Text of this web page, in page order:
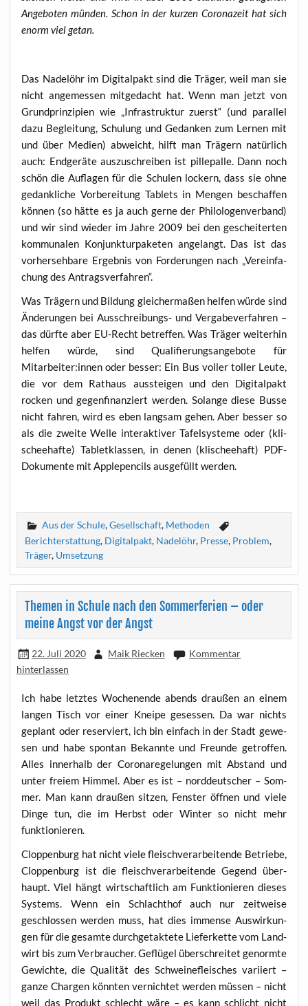
Ange­bo­ten mün­den. Schon in der kur­zen Coro­na­zeit hat sich
enorm viel getan.
Das Nadel­öhr im Digi­tal­pakt sind die Trä­ger, weil man sie
nicht ange­mes­sen mit­ge­dacht hat. Wenn man jetzt von
Grund­prin­zi­pi­en wie „Infra­struk­tur zuerst“ (und par­al­lel
dazu Beglei­tung, Schu­lung und Gedan­ken zum Ler­nen mit
und über Medi­en) abweicht, hilft man Trä­gern natür­lich
auch: End­ge­rä­te aus­zu­schrei­ben ist pil­le­pal­le. Dann noch
schön die Auf­la­gen für die Schu­len lockern, dass sie ohne
gedank­li­che Vor­be­rei­tung Tablets in Men­gen beschaf­fen
kön­nen (so hät­te es ja auch ger­ne der Phi­lo­lo­gen­ver­band)
und wir sind wie­der im Jah­re 2009 bei den geschei­ter­ten
kom­mu­na­len Kon­junk­tur­pa­ke­ten ange­langt. Das ist das
vor­her­seh­ba­re Ergeb­nis von For­de­run­gen nach „Ver­ein­fa­
chung des Antragsverfahren“.
Was Trä­gern und Bil­dung glei­cher­ma­ßen hel­fen wür­de sind
Ände­run­gen bei Aus­schrei­bungs- und Ver­ga­be­ver­fah­ren –
das dürf­te aber EU-Recht betref­fen. Was Trä­ger wei­ter­hin
hel­fen wür­de, sind Qua­li­fie­rungs­an­ge­bo­te für
Mitarbeiter:innen oder bes­ser: Ein Bus vol­ler tol­ler Leu­te,
die vor dem Rat­haus aus­stei­gen und den Digi­tal­pakt
rocken und gegen­fi­nan­ziert wer­den. Solan­ge die­se Bus­se
nicht fah­ren, wird es eben lang­sam gehen. Aber bes­ser so
als die zwei­te Wel­le inter­ak­ti­ver Tafel­sys­te­me oder (kli­
schee­haf­te) Tablet­klas­sen, in denen (kli­schee­haft) PDF-
Doku­men­te mit App­lepen­cils aus­ge­füllt werden.
Aus der Schule,Gesellschaft, Methoden
Berichterstattung, Digitalpakt, Nadelöhr, Presse, Problem,
Träger, Umsetzung
Themen in Schule nach den Sommerferien – oder
meine Angst vor der Angst
22. Juli 2020 Maik Riecken
Kommentar
hinterlassen
Ich habe letz­tes Wochen­en­de abends drau­ßen an einem
lan­gen Tisch vor einer Knei­pe geses­sen. Da war nichts
geplant oder reser­viert, ich bin ein­fach in der Stadt gewe­
sen und habe spon­tan Bekann­te und Freun­de getrof­fen.
Alles inner­halb der Coro­na­re­ge­lun­gen mit Abstand und
unter frei­em Him­mel. Aber es ist – nord­deut­scher – Som­
mer. Man kann drau­ßen sit­zen, Fens­ter öff­nen und vie­le
Din­ge tun, die im Herbst oder Win­ter so nicht mehr
funktionieren.
Clop­pen­burg hat nicht vie­le fleisch­ver­ar­bei­ten­de Betrie­be,
Clop­pen­burg ist die fleisch­ver­ar­bei­ten­de Gegend über­
haupt. Viel hängt wirt­schaft­lich am Funk­tio­nie­ren die­ses
Sys­tems. Wenn ein Schlacht­hof auch nur zeit­wei­se
geschlos­sen wer­den muss, hat dies immense Aus­wir­kun­
gen für die gesam­te durch­ge­tak­te­te Lie­fer­ket­te vom Land­
wirt bis zum Ver­brau­cher. Geflü­gel über­schrei­tet genorm­te
Gewich­te, die Qua­li­tät des Schwei­ne­fleisches vari­iert –
gan­ze Char­gen könn­ten ver­nich­tet wer­den müs­sen – nicht
weil das Pro­dukt schlecht wäre – es kann schlicht nicht